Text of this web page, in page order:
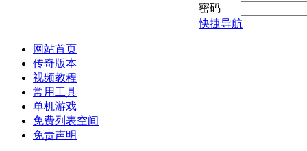
密码
快捷导航
网站首页
传奇版本
视频教程
常用工具
单机游戏
免费列表空间
免责声明